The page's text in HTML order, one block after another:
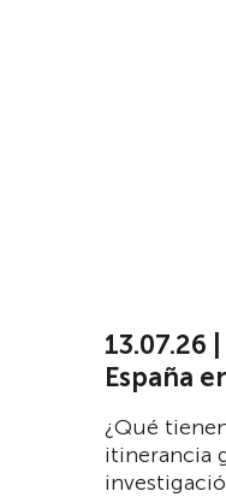
13.07.26
España
¿Qué
itinerancia